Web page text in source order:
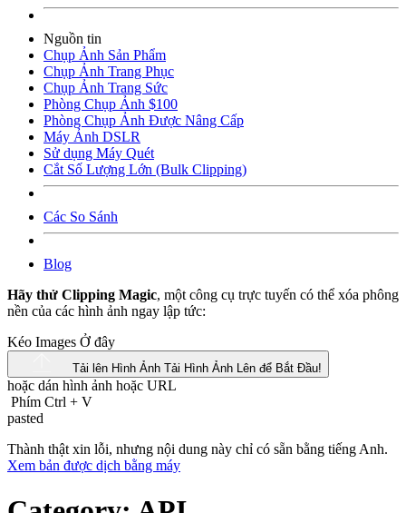
Nguồn tin
Chụp Ảnh Sản Phẩm
Chụp Ảnh Trang Phục
Chụp Ảnh Trang Sức
Phòng Chụp Ảnh $100
Phòng Chụp Ảnh Được Nâng Cấp
Máy Ảnh DSLR
Sử dụng Máy Quét
Cắt Số Lượng Lớn (Bulk Clipping)
Các So Sánh
Blog
Hãy thử Clipping Magic, một công cụ trực tuyến có thể xóa phông
nền của các hình ảnh ngay lập tức:
Kéo Images Ở đây
Tải lên Hình Ảnh Tải Hình Ảnh Lên để Bắt Đầu!
hoặc dán hình ảnh hoặc URL
Phím Ctrl + V
pasted
Thành thật xin lỗi, nhưng nội dung này chỉ có sẵn bằng tiếng Anh.
Xem bản được dịch bằng máy